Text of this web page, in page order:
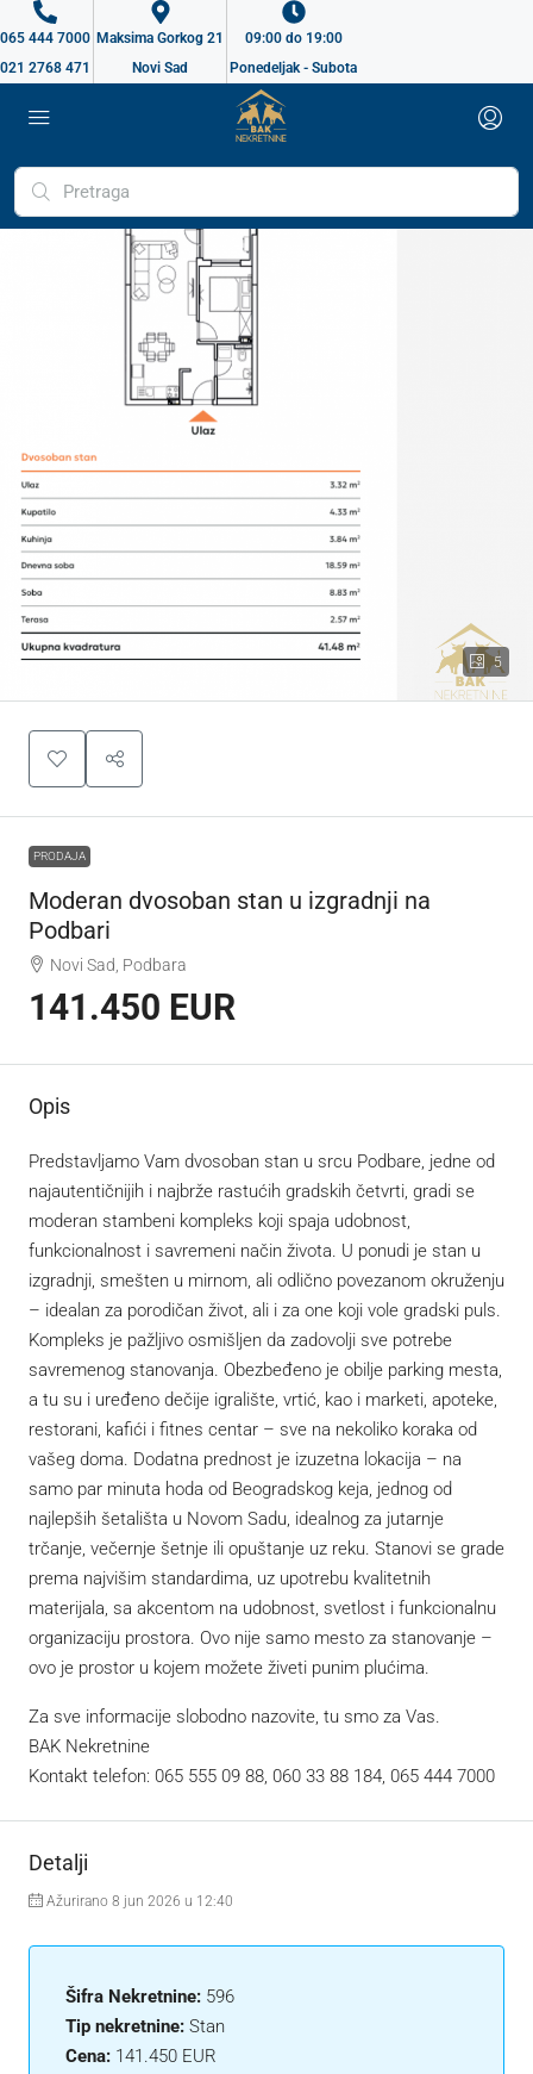
065 444 7000
021 2768 471
Maksima Gorkog 21
Novi Sad
09:00 do 19:00
Ponedeljak - Subota
5
PRODAJA
Moderan dvosoban stan u izgradnji na
Podbari
Novi Sad, Podbara
141.450 EUR
Opis
Predstavljamo Vam dvosoban stan u srcu Podbare, jedne od
najautentičnijih i najbrže rastućih gradskih četvrti, gradi se
moderan stambeni kompleks koji spaja udobnost,
funkcionalnost i savremeni način života. U ponudi je stan u
izgradnji, smešten u mirnom, ali odlično povezanom okruženju
– idealan za porodičan život, ali i za one koji vole gradski puls.
Kompleks je pažljivo osmišljen da zadovolji sve potrebe
savremenog stanovanja. Obezbeđeno je obilje parking mesta,
a tu su i uređeno dečije igralište, vrtić, kao i marketi, apotekе,
restorani, kafići i fitnes centar – sve na nekoliko koraka od
vašeg doma. Dodatna prednost je izuzetna lokacija – na
samo par minuta hoda od Beogradskog keja, jednog od
najlepših šetališta u Novom Sadu, idealnog za jutarnje
trčanje, večernje šetnje ili opuštanje uz reku. Stanovi se grade
prema najvišim standardima, uz upotrebu kvalitetnih
materijala, sa akcentom na udobnost, svetlost i funkcionalnu
organizaciju prostora. Ovo nije samo mesto za stanovanje –
ovo je prostor u kojem možete živeti punim plućima.
Za sve informacije slobodno nazovite, tu smo za Vas.
BAK Nekretnine
Kontakt telefon: 065 555 09 88, 060 33 88 184, 065 444 7000
Detalji
Ažurirano 8 jun 2026 u 12:40
Šifra Nekretnine: 596
Tip nekretnine: Stan
Cena: 141.450 EUR